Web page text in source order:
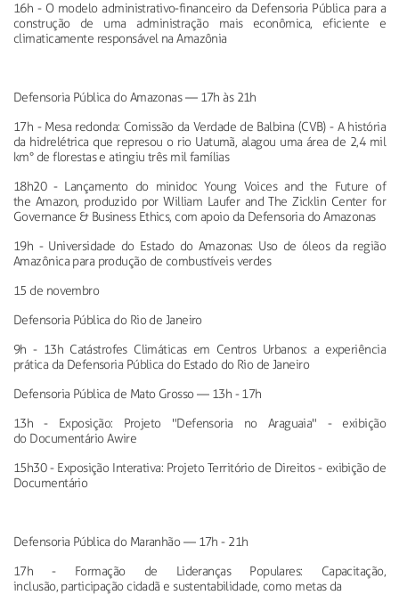
16h - O modeloadministrativo-financeiroda Defensoria Pública para a
construção de uma administração mais econômica, eficiente e
climaticamente responsável na Amazônia
Defensoria Pública do Amazonas—17h às 21h
17h - Mesa redonda: Comissão da Verdade de Balbina (CVB) - A história
da hidrelétrica que represou o rio Uatumã, alagou uma área de 2,4 mil
km° de florestas e atingiu três mil famílias
18h20 - Lançamento do minidoc Young Voices and the Future of
the Amazon, produzido por William Laufer and The Zicklin Center for
Governance & Business Ethics, com apoio da Defensoria do Amazonas
19h - Universidade do Estado do Amazonas: Uso de óleos da região
Amazônica para produção de combustíveis verdes
15 de novembro
Defensoria Pública do Rio de Janeiro
9h - 13h Catástrofes Climáticas em Centros Urbanos: a experiência
prática da Defensoria Pública do Estado do Rio de Janeiro
Defensoria Pública de Mato Grosso— 13h - 17h
13h - Exposição: Projeto "Defensoria no Araguaia" - exibição
do DocumentárioAwire
15h30 - Exposição Interativa: Projeto Território de Direitos - exibição de
Documentário
Defensoria Pública do Maranhão—17h - 21h
17h - Formação de Lideranças Populares: Capacitação,
inclusão, participação cidadã e sustentabilidade, como metas da